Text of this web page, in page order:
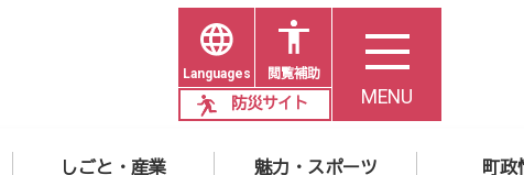
Languages 閲覧補助
防災サイト MENU
しごと・産業 魅力・スポーツ 町政